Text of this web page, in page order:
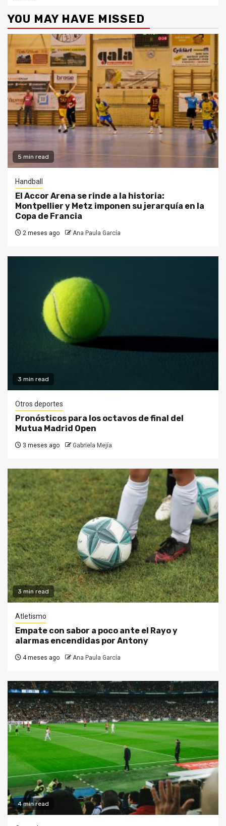
YOU MAY HAVE MISSED
5 min read
Handball
El Accor Arena se rinde a la historia:
Montpellier y Metz imponen su jerarquía en la
Copa de Francia
2 meses ago Ana Paula García
3 min read
Otros deportes
Pronósticos para los octavos de final del
Mutua Madrid Open
3 meses ago Gabriela Mejía
3 min read
Atletismo
Empate con sabor a poco ante el Rayo y
alarmas encendidas por Antony
4 meses ago Ana Paula García
4 min read